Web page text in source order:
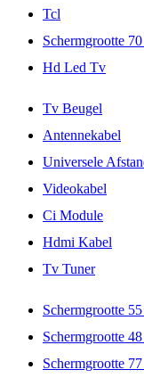
Tcl
Schermgrootte
Hd Led Tv
Tv Beugel
Antennekabel
Universele
Videokabel
Ci Module
Hdmi Kabel
Tv Tuner
Schermgrootte
Schermgrootte
Schermgrootte